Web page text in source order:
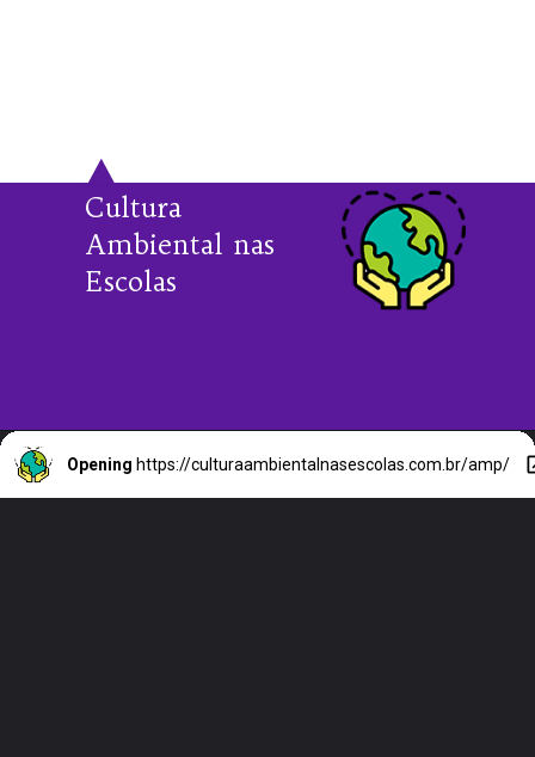
Cultura
Ambiental nas
Escolas
Opening https://culturaambientalnasescolas.com.br/amp/